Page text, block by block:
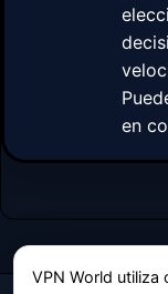
en
VPN World utiliza